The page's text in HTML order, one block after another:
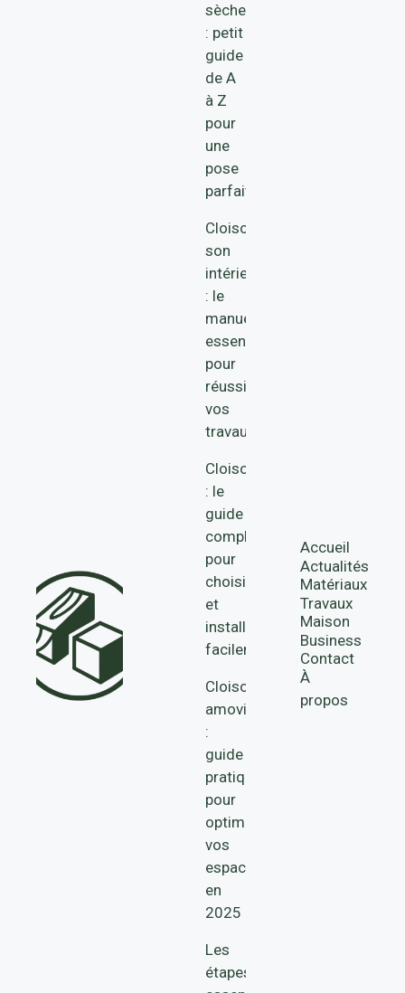
sèche
: petit
guide
de A
à Z
pour
une
pose
parfaite
Cloisonner
son
intérieur
: le
manuel
essentiel
pour
réussir
vos
travaux
Cloison
: le
guide
complet
pour
choisir
et
installer
facilement
Cloisons
amovibles
:
guide
pratique
pour
optimiser
vos
espaces
en
2025
Les
étapes
Accueil
Actualités
Matériaux
Travaux
Maison
Business
Contact
À
propos